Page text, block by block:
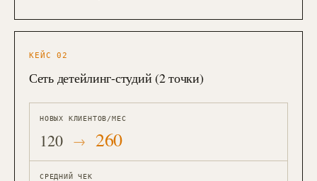
КЕЙС02
Сеть детейлинг-студий (2 точки)
НОВЫХ КЛИЕНТОВ/МЕС
120 260
СРЕДНИЙ ЧЕК